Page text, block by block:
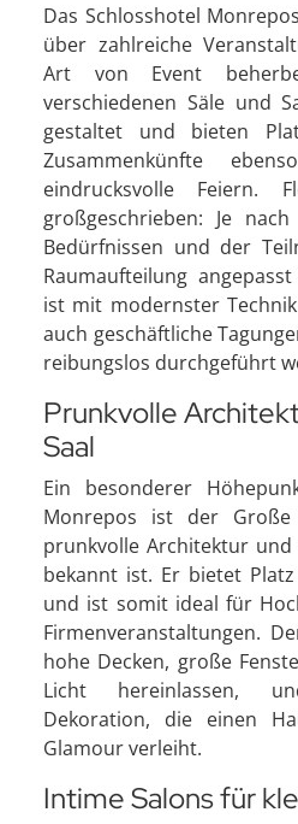
Das Schlosshotel
über zahlreiche
Art von Event
verschiedenen Säle und
gestaltet und bieten
Zusammenkünfte
eindrucksvolle Feiern.
großgeschrieben: Je
Bedürfnissen und der
Raumaufteilung
ist mit modernster
auch geschäftliche
reibungslos durchgeführt
Prunkvolle
Saal
Ein besonderer
Monrepos ist der
prunkvolle Architektur
bekannt ist. Er bietet
und ist somit ideal für
Firmenveranstaltungen.
hohe Decken, große
Licht hereinlassen,
Dekoration, die einen
Glamour verleiht.
Intime Salons für